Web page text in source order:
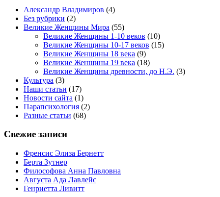
Александр Владимиров (4)
Без рубрики (2)
Великие Женщины Мира (55)
Великие Женщины 1-10 веков (10)
Великие Женщины 10-17 веков (15)
Великие Женщины 18 века (9)
Великие Женщины 19 века (18)
Великие Женщины древности, до Н.Э. (3)
Культура (3)
Наши статьи (17)
Новости сайта (1)
Парапсихология (2)
Разные статьи (68)
Свежие записи
Френсис Элиза Бернетт
Берта Зутнер
Философова Анна Павловна
Августа Ада Лавлейс
Генриетта Ливитт